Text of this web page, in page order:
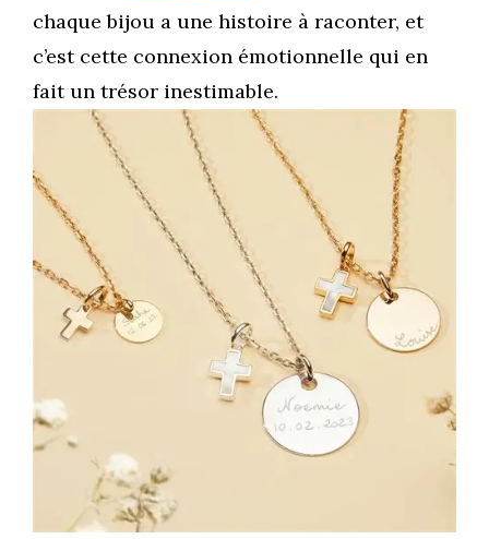
chaque bijou a une histoire à raconter, et
c’est cette connexion émotionnelle qui en
fait un trésor inestimable.